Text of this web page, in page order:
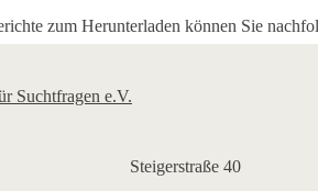
zum Herunterladen können Sie
Steigerstraße 40